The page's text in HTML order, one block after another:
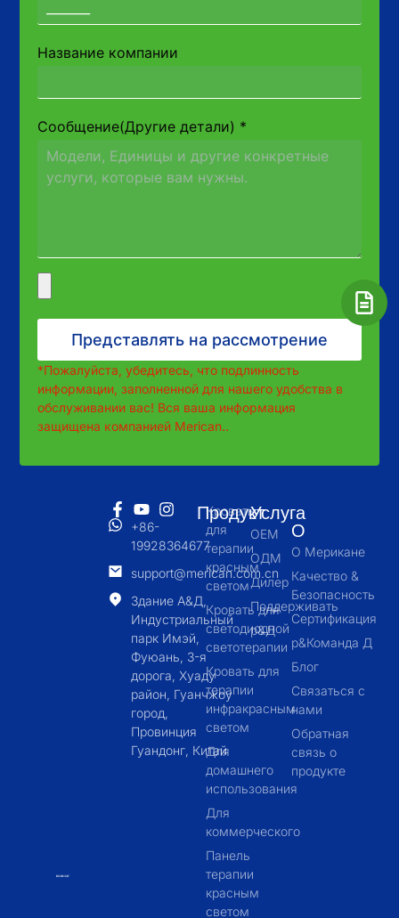
Название компании
Сообщение(Другие детали) *
Представлять на рассмотрение
*Пожалуйста, убедитесь, что подлинность
информации, заполненной для нашего удобства в
обслуживании вас! Вся ваша информация
защищена компанией Merican..
+86-
19928364677
support@merican.com.cn
Здание А&Д,
Индустриальный
парк Имэй,
Фуюань, 3-я
дорога, Хуаду
район, Гуанчжоу
город,
Провинция
Гуандонг, Китай
Продукт
Кровать
для
терапии
красным
светом
Кровать для
светодиодной
светотерапии
Кровать для
терапии
инфракрасным
светом
Для
домашнего
использования
Для
коммерческого
Панель
терапии
красным
светом
Услуга
OEM
ОДМ
Дилер
Поддерживать
р&Д
О
О Мерикане
Качество &
Безопасность
Сертификация
р&Команда Д
Блог
Связаться с
нами
Обратная
связь о
продукте